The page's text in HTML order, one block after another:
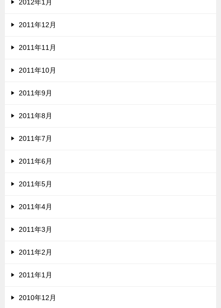
2012年1月
2011年12月
2011年11月
2011年10月
2011年9月
2011年8月
2011年7月
2011年6月
2011年5月
2011年4月
2011年3月
2011年2月
2011年1月
2010年12月